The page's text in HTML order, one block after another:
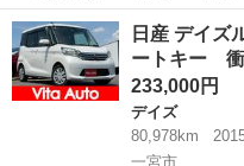
名： 日産 ■ 車種名： デイズ
ェイスター ターボ 禁煙車
ラ 両側パワ...
愛知 一宮市 デイズ
日産 デイ
ートキー
233,000円
デイズ
80,978km
一宮市